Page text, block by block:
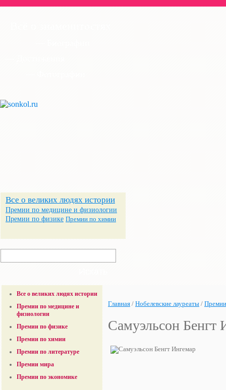
Все о великих людях истории
Премии по медицине и физиологии
Премии по физике Премии по химии
Все о великих людях истории
Премии по медицине и
физиологии
Премии по физике
Премии по химии
Премии по литературе
Премии мира
Премии по экономике
Главная / Нобелевские лауреаты /
Самуэльсон Бенгт